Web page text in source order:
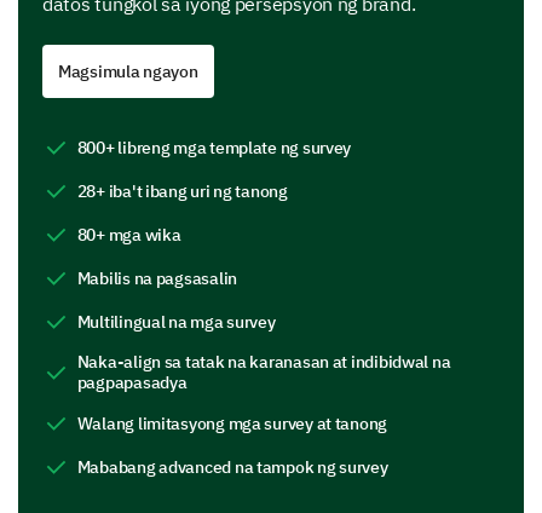
Market
We're keen to understand how our brand name fits
into the market.
name become more relevant, stayed the same,
or become less relevant in the market?
Increase Same
Decrease
Magsimula ngayon
800+ libreng mga template ng survey
28+ iba't ibang uri ng tanong
80+ mga wika
Mabilis na pagsasalin
Multilingual na mga survey
Naka-align sa tatak na karanasan at indibidwal na
pagpapasadya
Walang limitasyong mga survey at tanong
Mababang advanced na tampok ng survey